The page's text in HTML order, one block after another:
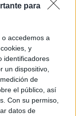
para
accedemos a
y
identificadores
un dispositivo,
de
el público, así
Con su permiso,
datos de